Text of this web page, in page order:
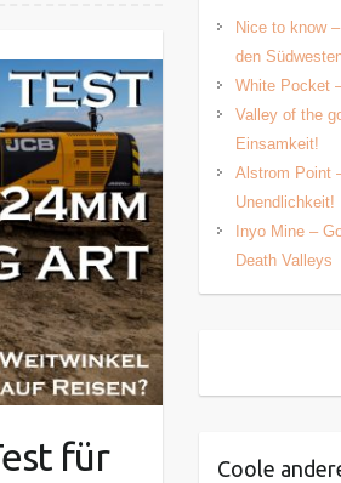
für
Nice to know
den
White Pocket
Valley of the
Einsamkeit!
Alstrom Point
Unendlichkeit!
Inyo Mine –
Death Valleys
Coole